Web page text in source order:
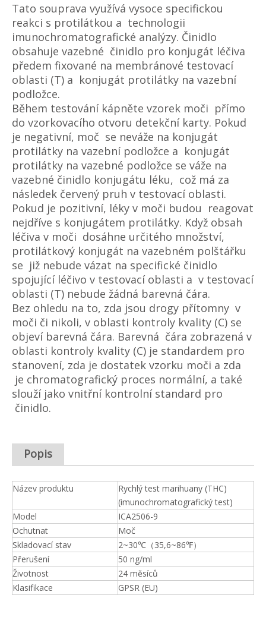
Tato souprava využívá vysoce specifickou
reakci s protilátkou a technologii
imunochromatografické analýzy. Činidlo
obsahuje vazebné činidlo pro konjugát léčiva
předem fixované na membránové testovací
oblasti (T) a konjugát protilátky na vazební
podložce.
Během testování kápněte vzorek moči přímo
do vzorkovacího otvoru detekční karty. Pokud
je negativní, moč se neváže na konjugát
protilátky na vazební podložce a konjugát
protilátky na vazebné podložce se váže na
vazebné činidlo konjugátu léku, což má za
následek červený pruh v testovací oblasti.
Pokud je pozitivní, léky v moči budou reagovat
nejdříve s konjugátem protilátky. Když obsah
léčiva v moči dosáhne určitého množství,
protilátkový konjugát na vazebném polštářku
se již nebude vázat na specifické činidlo
spojující léčivo v testovací oblasti a v testovací
oblasti (T) nebude žádná barevná čára.
Bez ohledu na to, zda jsou drogy přítomny v
moči či nikoli, v oblasti kontroly kvality (C) se
objeví barevná čára. Barevná čára zobrazená v
oblasti kontroly kvality (C) je standardem pro
stanovení, zda je dostatek vzorku moči a zda
je chromatografický proces normální, a také
slouží jako vnitřní kontrolní standard pro
činidlo.
Popis
Název produktu
Rychlý test marihuany (THC)
(imunochromatografický test)
Model
ICA2506-9
Ochutnat
Moč
Skladovací stav
2~30℃（35,6~86℉）
Přerušení
50 ng/ml
Životnost
24 měsíců
Klasifikace
GPSR (EU)